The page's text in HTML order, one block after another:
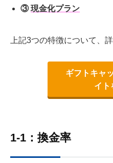
③現金化プラン
上記3つの特徴について、
ギフトキャ
イト
1-1：換金率